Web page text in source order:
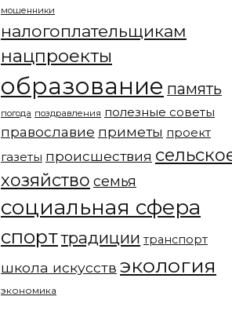
мошенники
налогоплательщикам
нацпроекты
образование память
погода поздравления полезные советы
православие приметы проект
газеты происшествия
хозяйство семья
социальная сфера
спорттрадиции транспорт
школа искусств экология
экономика